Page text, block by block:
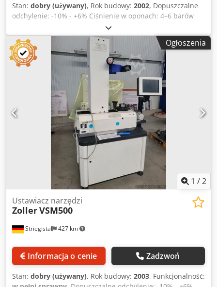
Stan: dobry (używany), Rok budowy: 2002, Dopuszczalne
odchylenie: -10% - +6% Ciśnienie w oponach: 4–6 barów
Dkodpfx Alszl Thvoher Moc < 1000 VA
Ogłoszenia
1 /2
Striegistal 427 km
Ustawiacz narzędzi
ZollerVSM500
Informacja o cenie Zadzwoń
Stan: dobry (używany), Rok budowy: 2003, Funkcjonalność: